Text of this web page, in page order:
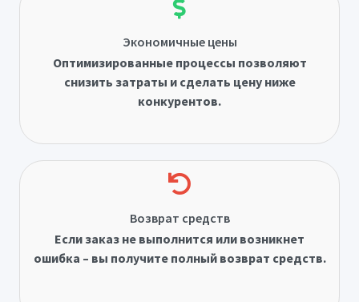
Экономичные цены
Оптимизированные процессы позволяют
снизить затраты и сделать цену ниже
конкурентов.
Возврат средств
Если заказ не выполнится или возникнет
ошибка – вы получите полный возврат средств.